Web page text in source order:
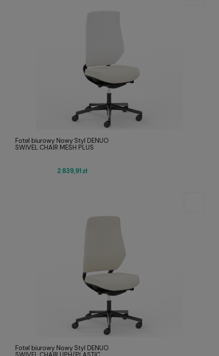
Fotel biurowy Nowy Styl DENUO
SWIVEL CHAIR MESH PLUS
2 839,91 zł
Fotel biurowy Nowy Styl DENUO